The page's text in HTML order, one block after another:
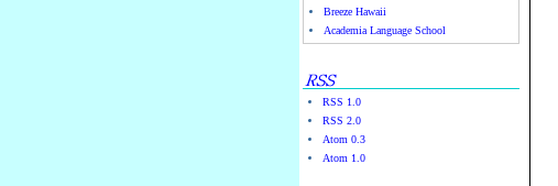
Breeze Hawaii
Academia Language School
RSS 1.0
RSS 2.0
Atom 0.3
Atom 1.0